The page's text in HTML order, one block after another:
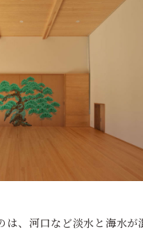
は、河口など淡水と海水